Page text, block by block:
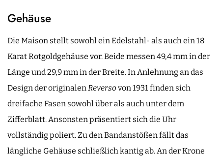
Gehäuse
Die Maison stellt sowohl ein Edelstahl- als auch ein 18
Karat Rotgoldgehäuse vor. Beide messen 49,4 mm in der
Länge und 29,9 mm in der Breite. In Anlehnung an das
Design der originalenReversovon 1931 finden sich
dreifache Fasen sowohl über als auch unter dem
Zifferblatt. Ansonsten präsentiert sich die Uhr
vollständig poliert. Zu den Bandanstößen fällt das
längliche Gehäuse schließlich kantig ab. An der Krone